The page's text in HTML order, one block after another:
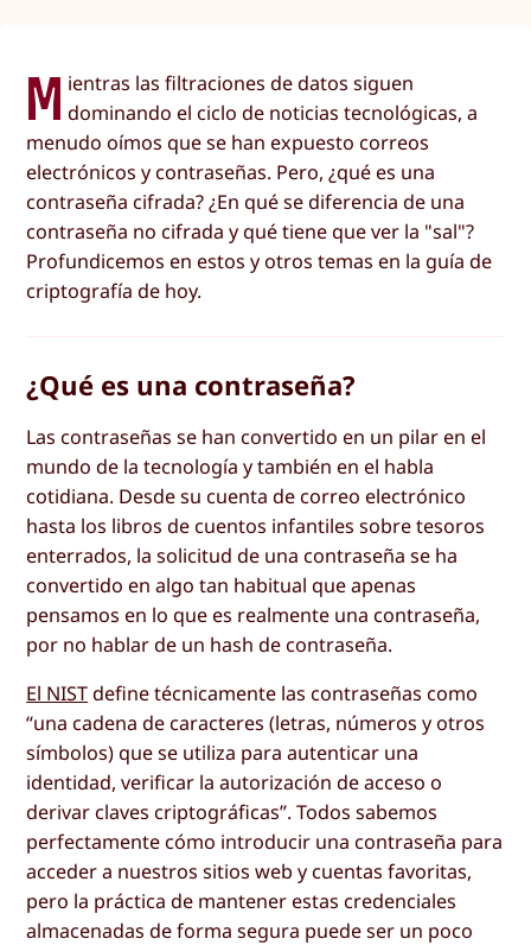
M ientras las filtraciones de datos siguen
dominando el ciclo de noticias tecnológicas, a
menudo oímos que se han expuesto correos
electrónicos y contraseñas. Pero, ¿qué es una
contraseña cifrada? ¿En qué se diferencia de una
contraseña no cifrada y qué tiene que ver la "sal"?
Profundicemos en estos y otros temas en la guía de
criptografía de hoy.
¿Qué es una contraseña?
Las contraseñas se han convertido en un pilar en el
mundo de la tecnología y también en el habla
cotidiana. Desde su cuenta de correo electrónico
hasta los libros de cuentos infantiles sobre tesoros
enterrados, la solicitud de una contraseña se ha
convertido en algo tan habitual que apenas
pensamos en lo que es realmente una contraseña,
por no hablar de un hash de contraseña.
El NISTdefine técnicamente las contraseñas como
“una cadena de caracteres (letras, números y otros
símbolos) que se utiliza para autenticar una
identidad, verificar la autorización de acceso o
derivar claves criptográficas”. Todos sabemos
perfectamente cómo introducir una contraseña para
acceder a nuestros sitios web y cuentas favoritas,
pero la práctica de mantener estas credenciales
almacenadas de forma segura puede ser un poco